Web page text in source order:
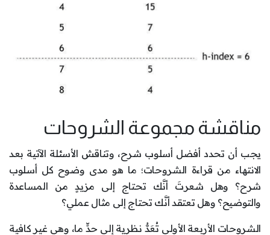
مناقشة مجموعة الشروحات
يجب أن تحدد أفضل أسلوب شرح، وتناقش الأسئلة الآتية بعد
الانتهاء من قراءة الشروحات؛ ما هو مدى وضوح كل أسلوب
شرح؟ وهل شعرتَ أنَّك تحتاج إلى مزيدٍ من المساعدة
والتوضيح؟ وهل تعتقد أنَّك تحتاج إلى مثال عملي؟
الشروحات الأربعة الأولى تُعَدُّ نظرية إلى حدٍّ ما، وهي غير كافية